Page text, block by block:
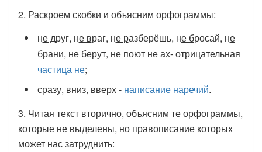
2. Раскроем скобки и объясним орфограммы:
не друг, не враг, не разберёшь, не бросай, не
брани, не берут, не поют не ах- отрицательная
частица не;
сразу, вниз, вверх - написание наречий.
3. Читая текст вторично, объясним те орфограммы,
которые не выделены, но правописание которых
может нас затруднить: